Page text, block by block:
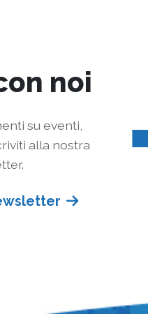
noi
su eventi,
alla nostra